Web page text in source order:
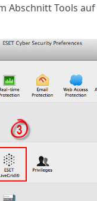
Abschnitt Tools auf